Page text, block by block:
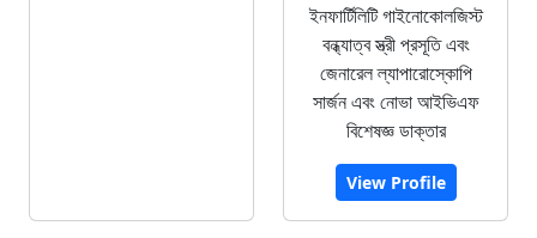
ইনফার্টিলিটি গাইনোকোলজিস্ট
বন্ধ্যাত্ব স্ত্রী প্রসূতি এবং
জেনারেল ল্যাপারোস্কোপি
সার্জন এবং নোভা আইভিএফ
বিশেষজ্ঞ ডাক্তার
View Profile